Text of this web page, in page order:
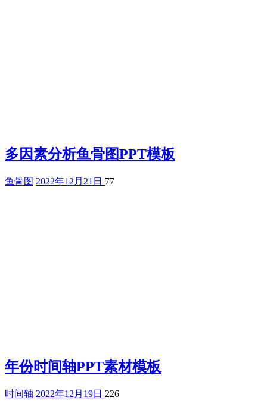
多因素分析鱼骨图PPT模板
鱼骨图 2022年12月21日 77
年份时间轴PPT素材模板
时间轴 2022年12月19日 226